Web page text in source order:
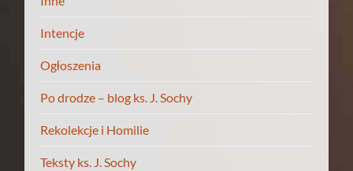
Intencje
Ogłoszenia
Po drodze – blog ks. J. Sochy
Rekolekcje i Homilie
Teksty ks. J. Sochy